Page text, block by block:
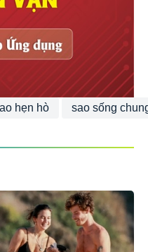
hẹn hò sao sống